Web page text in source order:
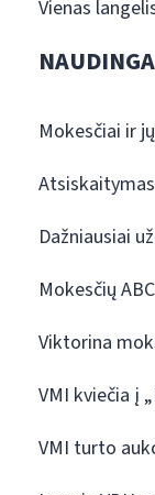
Vienas
NAUDINGA
Mokesčiai ir
Dažniausiai
Mokesčių ABC
Viktorina
VMI kviečia į
VMI turto